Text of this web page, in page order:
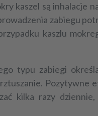
kaszel są inhalacje
zabiegu
kaszlu
typu zabiegi
kilka razy